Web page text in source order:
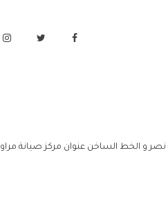
و الخط الساخن عنوان مركز صيانة